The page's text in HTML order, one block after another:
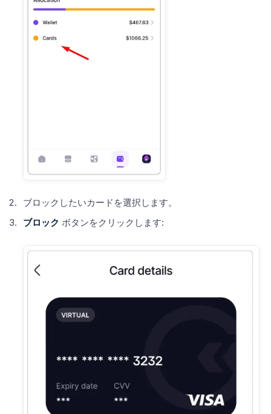
ブロックしたいカードを選択します。
ブロック ボタンをクリックします: